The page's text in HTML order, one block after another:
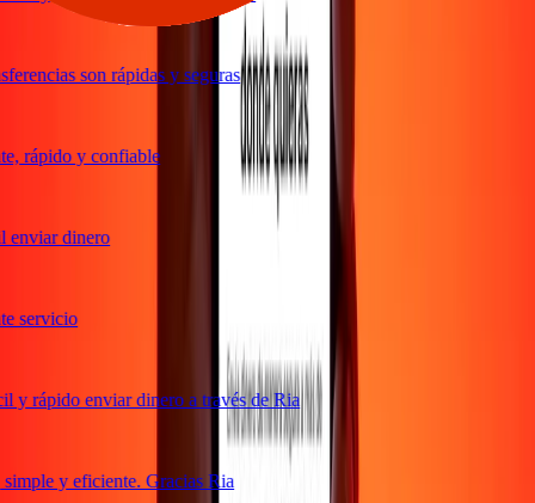
son rápidas y seguras
rápido y confiable
dinero
servicio
rápido enviar dinero a través de Ria
y eficiente. Gracias Ria